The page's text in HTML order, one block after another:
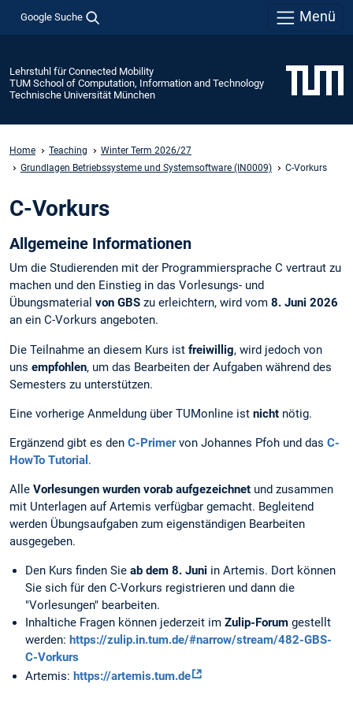
Google Suche Menü
Lehrstuhl für Connected Mobility
TUM School of Computation, Information and Technology
Technische Universität München
Home Teaching
Winter Term 2026/27
Grundlagen Betriebssysteme und Systemsoftware (IN0009)
C-Vorkurs
C-Vorkurs
Allgemeine Informationen
Um die Studierenden mit der Programmiersprache C vertraut zu
machen und den Einstieg in das Vorlesungs- und
Übungsmaterial von GBS zu erleichtern, wird vom 8. Juni 2026
an ein C-Vorkurs angeboten.
Die Teilnahme an diesem Kurs ist freiwillig, wird jedoch von
uns empfohlen, um das Bearbeiten der Aufgaben während des
Semesters zu unterstützen.
Eine vorherige Anmeldung über TUMonline ist nicht nötig.
Ergänzend gibt es den C-Primervon Johannes Pfoh und das C-
HowTo Tutorial .
Alle Vorlesungen wurden vorab aufgezeichnet und zusammen
mit Unterlagen auf Artemis verfügbar gemacht. Begleitend
werden Übungsaufgaben zum eigenständigen Bearbeiten
ausgegeben.
Den Kurs finden Sie ab dem 8. Juni in Artemis. Dort können
Sie sich für den C-Vorkurs registrieren und dann die
"Vorlesungen" bearbeiten.
Inhaltiche Fragen können jederzeit im Zulip-Forum gestellt
werden: https://zulip.in.tum.de/#narrow/stream/482-GBS-
C-Vorkurs
Artemis: https://artemis.tum.de